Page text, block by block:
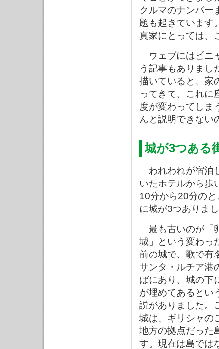
クルマのナンバー
題も起きています
真家にとっては、
ウェブにはピニ
う記事もありまし
描いていると、家
ってきて、これに
度が変わってしま
んと説明できない
城が3つある
われわれが宿泊
いたホテルから歩
10分から20分のと
に城が3つありま
最も古いのが「
城」という変わっ
前の城で、歌で有
サンタ・ルチア港
ばにあり、城の下
が埋めてあるとい
説がありました。
城は、ギリシャの
地方の拠点だった
す。現在は島では